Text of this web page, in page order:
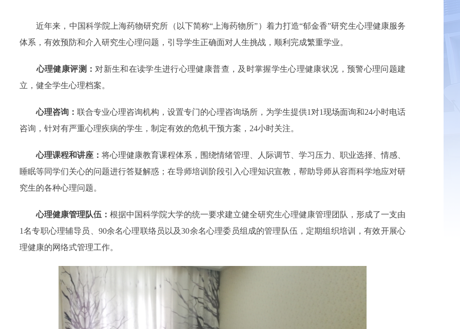
近年来，中国科学院上海药物研究所（以下简称“上海药物所”）着力打造“郁金香”研究生心理健康服务
体系，有效预防和介入研究生心理问题，引导学生正确面对人生挑战，顺利完成繁重学业。
心理健康评测： 对新生和在读学生进行心理健康普查，及时掌握学生心理健康状况，预警心理问题建
立，健全学生心理档案。
心理咨询： 联合专业心理咨询机构，设置专门的心理咨询场所，为学生提供1对1现场面询和24小时电话
咨询，针对有严重心理疾病的学生，制定有效的危机干预方案，24小时关注。
心理课程和讲座： 将心理健康教育课程体系，围绕情绪管理、人际调节、学习压力、职业选择、情感、
睡眠等同学们关心的问题进行答疑解惑；在导师培训阶段引入心理知识宣教，帮助导师从容而科学地应对研
究生的各种心理问题。
心理健康管理队伍： 根据中国科学院大学的统一要求建立健全研究生心理健康管理团队，形成了一支由
1名专职心理辅导员、90余名心理联络员以及30余名心理委员组成的管理队伍，定期组织培训，有效开展心
理健康的网络式管理工作。